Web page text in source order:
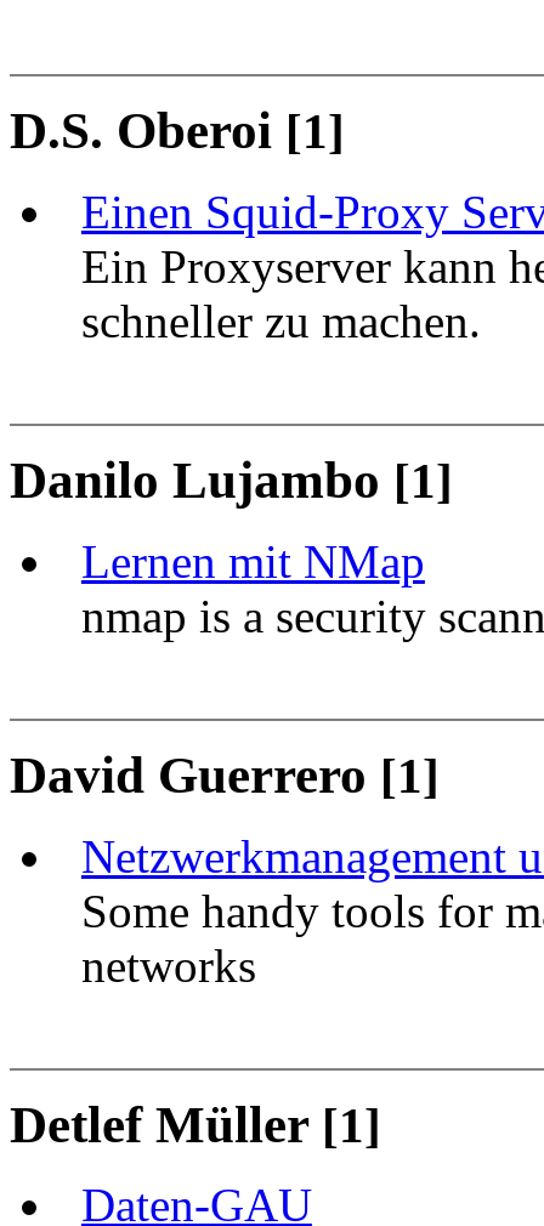
D.S. Oberoi [1]
Einen Squid-Proxy
Ein Proxyserver kann
schneller zu machen.
Danilo Lujambo [1]
Lernen mit NMap
nmap is a security
David Guerrero [1]
Netzwerkmanagement
Some handy tools for
networks
Detlef Müller [1]
Daten-GAU